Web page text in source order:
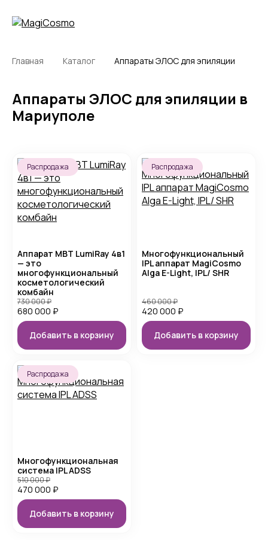
Главная Каталог Аппараты ЭЛОС для эпиляции
Аппараты ЭЛОС для эпиляции в
Мариуполе
Распродажа
Аппарат MBT LumiRay 4в1
— это
многофункциональный
косметологический
комбайн
680 000 ₽
730 000₽
Добавить в корзину
Распродажа
Многофункциональный
IPL аппарат MagiCosmo
Alga E-Light, IPL/ SHR
420 000 ₽
460 000₽
Добавить в корзину
Распродажа
Многофункциональная
система IPL ADSS
470 000 ₽
510 000₽
Добавить в корзину